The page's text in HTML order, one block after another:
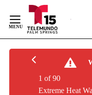
Content
Extreme Heat
1 of 90